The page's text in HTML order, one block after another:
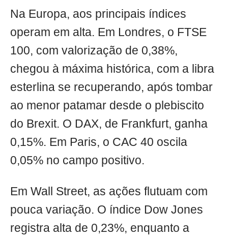
Na Europa, aos principais índices
operam em alta. Em Londres, o FTSE
100, com valorização de 0,38%,
chegou à máxima histórica, com a libra
esterlina se recuperando, após tombar
ao menor patamar desde o plebiscito
do Brexit. O DAX, de Frankfurt, ganha
0,15%. Em Paris, o CAC 40 oscila
0,05% no campo positivo.
Em Wall Street, as ações flutuam com
pouca variação. O índice Dow Jones
registra alta de 0,23%, enquanto a